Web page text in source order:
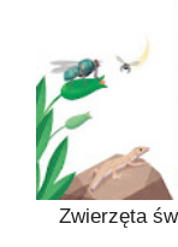
Zwierzęta